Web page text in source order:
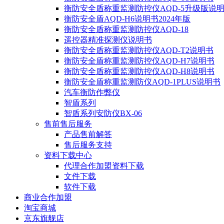
衡防安全盾称重监测防控仪AQD-5升级版说
衡防安全盾AQD-H6说明书2024年版
衡防安全盾称重监测防控仪AQD-18
遥控器精准探测仪说明书
衡防安全盾称重监测防控仪AQD-T2说明书
衡防安全盾称重监测防控仪AQD-H7说明书
衡防安全盾称重监测防控仪AQD-H8说明书
衡防安全盾称重监测防仪AQD-1PLUS说明书
汽车衡防作弊仪
智盾系列
智盾系列安防仪BX-06
售前售后服务
产品售前解答
售后服务支持
资料下载中心
代理合作加盟资料下载
文件下载
软件下载
商业合作加盟
淘宝商城
京东旗舰店